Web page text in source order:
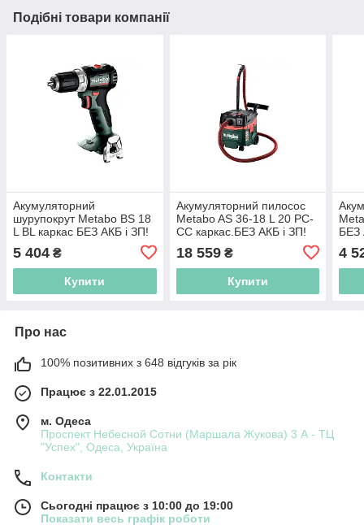
Подібні товари компанії
Акумуляторний
шурупокрут Metabo BS 18
L BL каркас БЕЗ АКБ і ЗП!
Безкоштовна доставка по
Україні!
5 404 ₴
Купити
Акумуляторний пилосос
Metabo AS 36-18 L 20 PC-
CC каркас.БЕЗ АКБ і ЗП!
Безкоштовна доставка по
Україні!
18 559₴
Купити
БЕЗ
4
Про нас
100% позитивних з 648 відгуків за рік
Працює з 22.01.2015
м. Одеса
Проспект Небесной Сотни (Маршала Жукова) 3 А - ТЦ
"Успех", Одеса, Україна
Контакти
Сьогодні працює з 10:00 до 19:00
Показати весь графік роботи